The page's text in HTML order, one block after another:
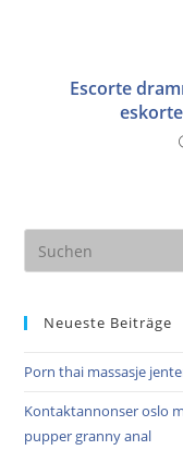
Escorte
Neueste Beiträge
Porn thai massasje
Kontaktannonser oslo
pupper granny anal